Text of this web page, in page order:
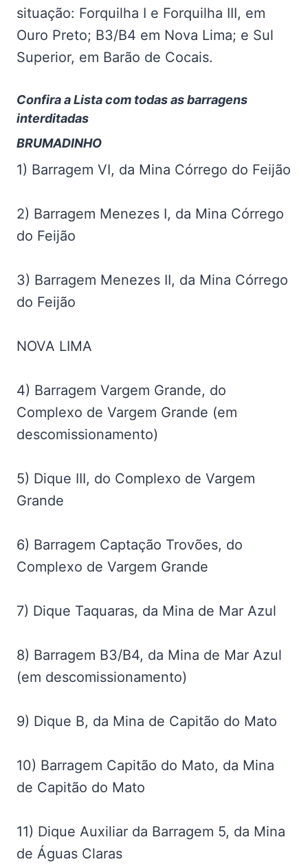
situação: Forquilha I e Forquilha III, em
Ouro Preto; B3/B4 em Nova Lima; e Sul
Superior, em Barão de Cocais.
Confira a Lista com todas as barragens
interditadas
BRUMADINHO
1) Barragem VI, da Mina Córrego do Feijão
2) Barragem Menezes I, da Mina Córrego
do Feijão
3) Barragem Menezes II, da Mina Córrego
do Feijão
NOVA LIMA
4) Barragem Vargem Grande, do
Complexo de Vargem Grande (em
descomissionamento)
5) Dique III, do Complexo de Vargem
Grande
6) Barragem Captação Trovões, do
Complexo de Vargem Grande
7) Dique Taquaras, da Mina de Mar Azul
8) Barragem B3/B4, da Mina de Mar Azul
(em descomissionamento)
9) Dique B, da Mina de Capitão do Mato
10) Barragem Capitão do Mato, da Mina
de Capitão do Mato
11) Dique Auxiliar da Barragem 5, da Mina
de Águas Claras